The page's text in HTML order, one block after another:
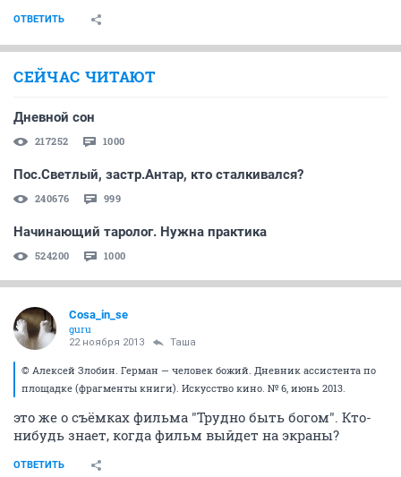
ОТВЕТИТЬ
СЕЙЧАС ЧИТАЮТ
Дневной сон
217252 1000
Пос.Светлый, застр.Антар, кто сталкивался?
240676 999
Начинающий таролог. Нужна практика
524200 1000
Cosa_in_se
guru
22 ноября 2013 Таша
© Алексей Злобин. Герман — человек божий. Дневник ассистента по
площадке (фрагменты книги). Искусство кино. № 6, июнь 2013.
это же о съёмках фильма "Трудно быть богом". Кто-
нибудь знает, когда фильм выйдет на экраны?
ОТВЕТИТЬ